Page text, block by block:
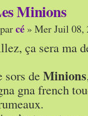
Minions
parcé » Mer Juil 08,
ça sera ma
sors de Minions
gna french